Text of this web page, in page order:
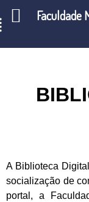
A Biblioteca
socialização de
portal, a
Faculdade